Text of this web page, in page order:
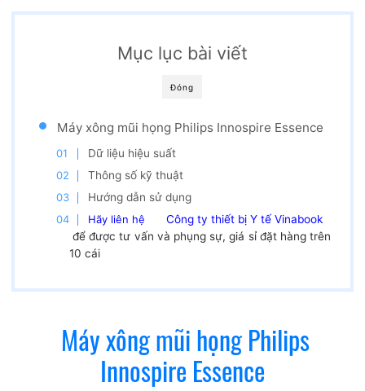
Đóng
Mục lục bài viết
Máy xông mũi họng Philips Innospire Essence
Dữ liệu hiệu suất
Thông số kỹ thuật
Hướng dẫn sử dụng
Hãy liên hệ
Công ty thiết bị Y tế Vinabook
để được tư vấn và phụng sự, giá sỉ đặt hàng trên
10 cái
Máy xông mũi họng Philips
Innospire Essence